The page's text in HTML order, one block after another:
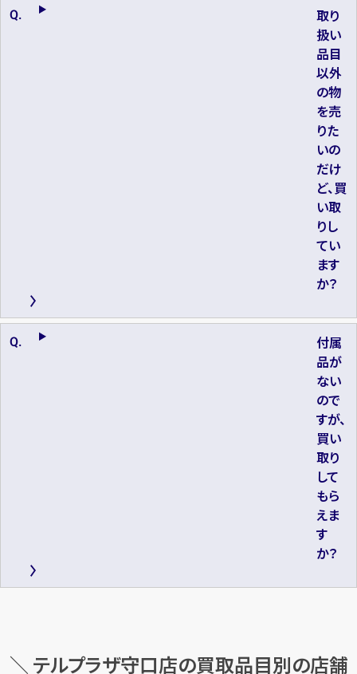
取り
扱い
品目
以外
の物
を売
りた
いの
だけ
ど、買
い取
りし
てい
ます
か？
付属
品が
ない
ので
すが、
買い
取り
して
もら
えま
す
か？
＼ テルプラザ守口店の買取品目別の店舗